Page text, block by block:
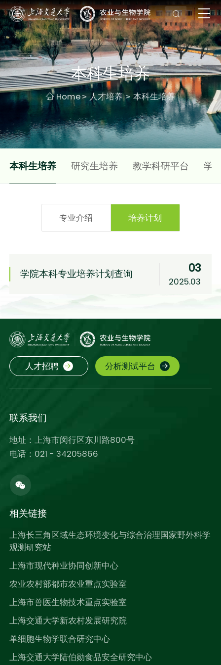
本科生培养
Home> 人才培养> 本科生培养
本科生培养 研究生培养 教学科研平台 学
专业介绍 培养计划
学院本科专业培养计划查询 03
2025.03
人才招聘 分析测试平台
联系我们
地址：上海市闵行区东川路800号
电话：021 - 34205866
相关链接
上海长三角区域生态环境变化与综合治理国家野外科学
观测研究站
上海市现代种业协同创新中心
农业农村部都市农业重点实验室
上海市兽医生物技术重点实验室
上海交通大学新农村发展研究院
单细胞生物学联合研究中心
上海交通大学陆伯勋食品安全研究中心